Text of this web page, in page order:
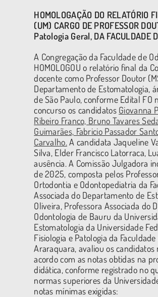
HOMOLOGAÇÃO DO RELATÓRIO
(UM) CARGO DE PROFESSOR
Patologia Geral, DA FACULDADE
A Congregação da Faculdade de
HOMOLOGOU o relatório final da
docente como Professor Doutor
Departamento de Estomatologia,
de São Paulo, conforme Edital
concurso os candidatos Giovanna
Ribeiro Franco, Bruno Tavares
Guimarães, Fabricio Passador
Carvalho. A candidata Jaqueline
Silva, Elder Francisco Latorraca,
ausência. A Comissão Julgadora
de 2025, composta pelos
Ortodontia e Odontopediatria da
Associada do Departamento de
Oliveira, Professora Associada do
Odontologia de Bauru da
Estomatologia da Universidade
Fisiologia e Patologia da
Araraquara, avaliou os
acordo com as notas obtidas na
didática, conforme registrado no
normas superiores da
notas mínimas exigidas: